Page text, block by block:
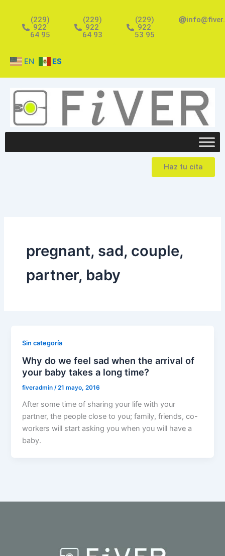
contenido
(229)
922
64 95
(229)
922
64 93
(229)
922
53 95
EN ES
Haz tu cita
pregnant, sad, couple,
partner, baby
Sin categoría
Why do we feel sad when the arrival of
your baby takes a long time?
fiveradmin/21 mayo, 2016
After some time of sharing your life with your
partner, the people close to you; family, friends, co-
workers will start asking you when you will have a
baby.